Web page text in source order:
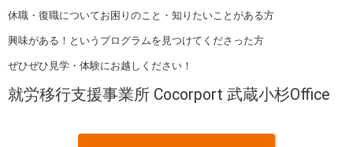
休職・復職についてお困りのこと・知りたいことがある方
興味がある！というプログラムを見つけてくださった方
ぜひぜひ見学・体験にお越しください！
就労移行支援事業所 Cocorport 武蔵小杉Office